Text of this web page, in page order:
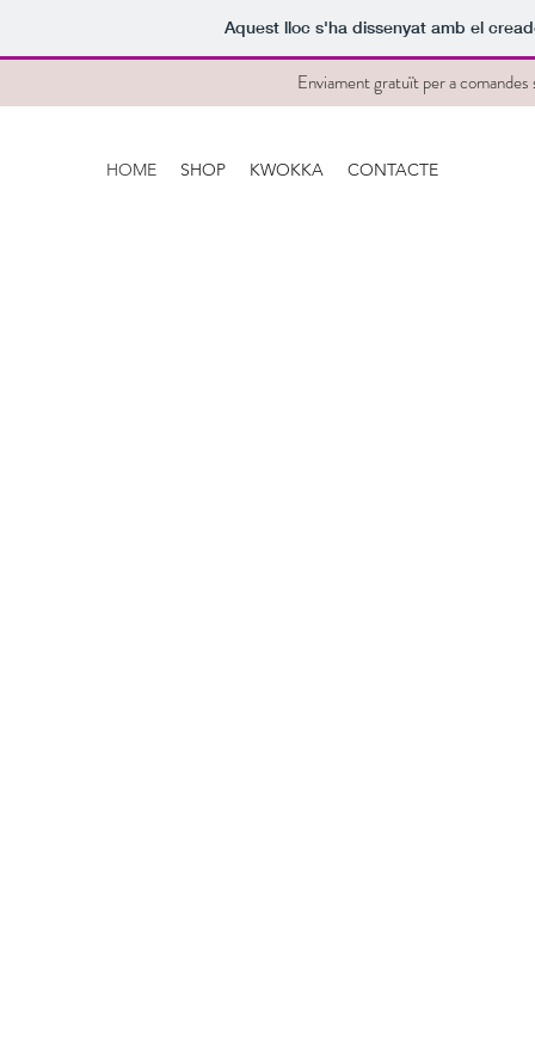
Aquest lloc s'ha dissenyat amb el
Enviament gratuït per a
HOME SHOP KWOKKA CONTACTE